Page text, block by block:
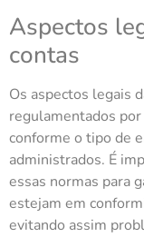
Aspectos
contas
Os aspectos legais
regulamentados
conforme o tipo de
administrados. É
essas normas para
estejam em
evitando assim